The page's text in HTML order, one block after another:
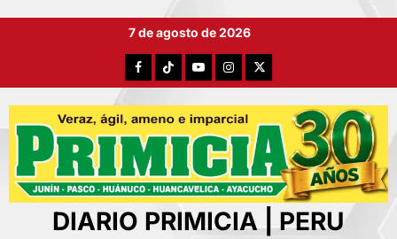
7 de agosto de 2026
FacebookTikTokYouTubeInstagram
X
DIARIO PRIMICIA | PERU